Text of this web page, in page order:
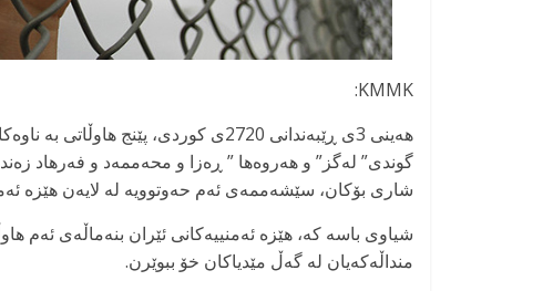
KMMK:
هەینی 3ی ڕێبەندانی 2720ی کوردی،
گوندی” لەگز” و هەروەها ” ڕەزا و محەممەد و فەرهاد
شاری بۆکان، سێشەممەی ئەم حەوتوویە لە لایەن هێزە
شیاوی باسە کە، هێزە ئەمنییەکانی ئێران بنەماڵەی ئەم
منداڵەکەیان لە گەڵ مێدیاکان خۆ ببوێرن.